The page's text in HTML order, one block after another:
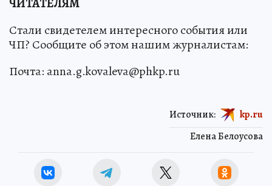
ЧИТАТЕЛЯМ
Стали свидетелем интересного события или
ЧП? Сообщите об этом нашим журналистам:
Почта: anna.g.kovaleva@phkp.ru
Елена Белоусова
Источник: kp.ru